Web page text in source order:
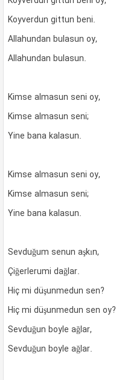
Koyverdun gittun beni.
Allahundan bulasun oy,
Allahundan bulasun.
Kimse almasun seni oy,
Kimse almasun seni;
Yine bana kalasun.
Kimse almasun seni oy,
Kimse almasun seni;
Yine bana kalasun.
Sevduğum senun aşkın,
Çiğerlerumi dağlar.
Hiç mi düşunmedun sen?
Hiç mi düşunmedun sen oy?
Sevduğun boyle ağlar,
Sevduğun boyle ağlar.